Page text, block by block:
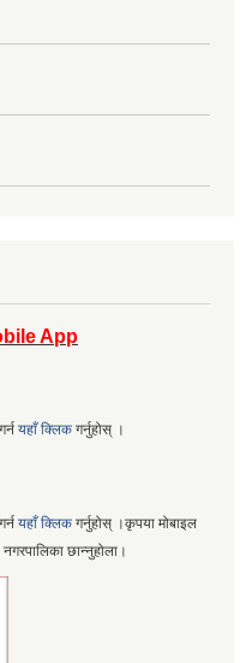
App
यहाँ क्लिक गर्नुहोस् ।
यहाँ क्लिक गर्नुहोस् ।कृपया मोबाइल
छान्नुहोला।